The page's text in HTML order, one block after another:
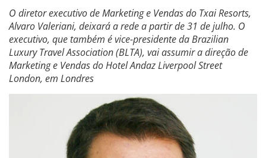
O diretor executivo de Marketing e Vendas do Txai Resorts,
Alvaro Valeriani, deixará a rede a partir de 31 de julho. O
executivo, que também é vice-presidente da Brazilian
Luxury Travel Association (BLTA), vai assumir a direção de
Marketing e Vendas do Hotel Andaz Liverpool Street
London, em Londres